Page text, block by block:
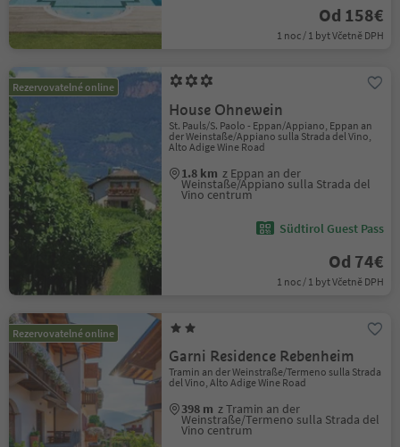
Od 158€
1 noc / 1 byt Včetně DPH
Rezervovatelné online
House Ohnewein
St. Pauls/S. Paolo - Eppan/Appiano, Eppan an
der Weinstaße/Appiano sulla Strada del Vino,
Alto Adige Wine Road
1.8 km z Eppan an der
Weinstaße/Appiano sulla Strada del
Vino centrum
Südtirol Guest Pass
Od 74€
1 noc / 1 byt Včetně DPH
Rezervovatelné online
Garni Residence Rebenheim
Tramin an der Weinstraße/Termeno sulla Strada
del Vino, Alto Adige Wine Road
398 m z Tramin an der
Weinstraße/Termeno sulla Strada del
Vino centrum